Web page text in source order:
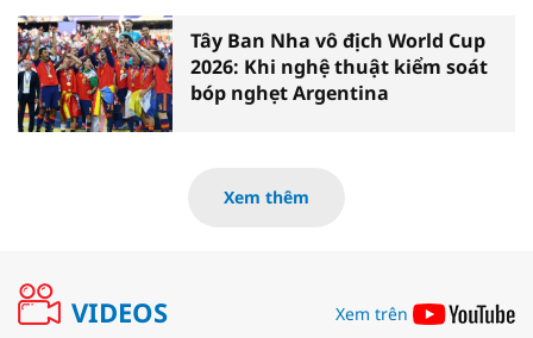
Tây Ban Nha vô địch World Cup
2026: Khi nghệ thuật kiểm soát
bóp nghẹt Argentina
Xem thêm
VIDEOS Xem trên